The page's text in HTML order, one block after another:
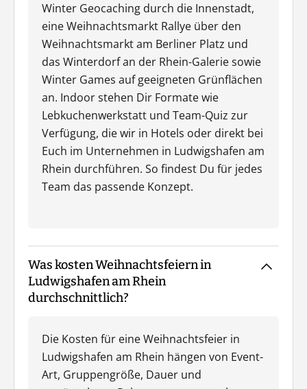
Winter Geocaching durch die Innenstadt,
eine Weihnachtsmarkt Rallye über den
Weihnachtsmarkt am Berliner Platz und
das Winterdorf an der Rhein-Galerie sowie
Winter Games auf geeigneten Grünflächen
an. Indoor stehen Dir Formate wie
Lebkuchenwerkstatt und Team-Quiz zur
Verfügung, die wir in Hotels oder direkt bei
Euch im Unternehmen in Ludwigshafen am
Rhein durchführen. So findest Du für jedes
Team das passende Konzept.
Was kosten Weihnachtsfeiern in
Ludwigshafen am Rhein
durchschnittlich?
Die Kosten für eine Weihnachtsfeier in
Ludwigshafen am Rhein hängen von Event-
Art, Gruppengröße, Dauer und